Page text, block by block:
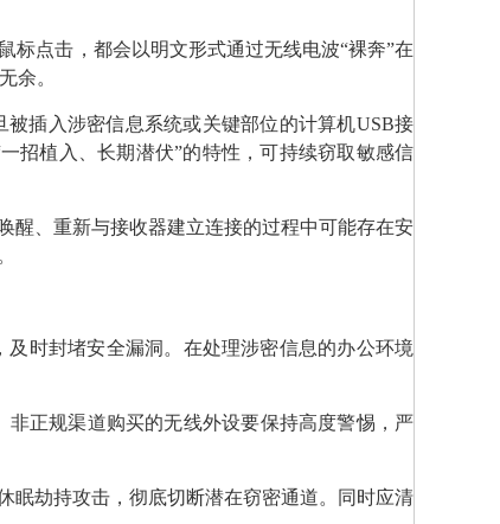
点击，都会以明文形式通过无线电波“裸奔”在
余。
插入涉密信息系统或关键部位的计算机USB接
招植入、长期潜伏”的特性，可持续窃取敏感信
、重新与接收器建立连接的过程中可能存在安
时封堵安全漏洞。在处理涉密信息的办公环境
正规渠道购买的无线外设要保持高度警惕，严
劫持攻击，彻底切断潜在窃密通道。同时应清